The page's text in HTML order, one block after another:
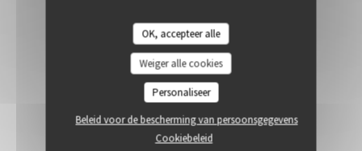
OK, accepteer alle
Weiger alle cookies
Personaliseer
Beleid voor de bescherming van persoonsgegevens
Cookiebeleid